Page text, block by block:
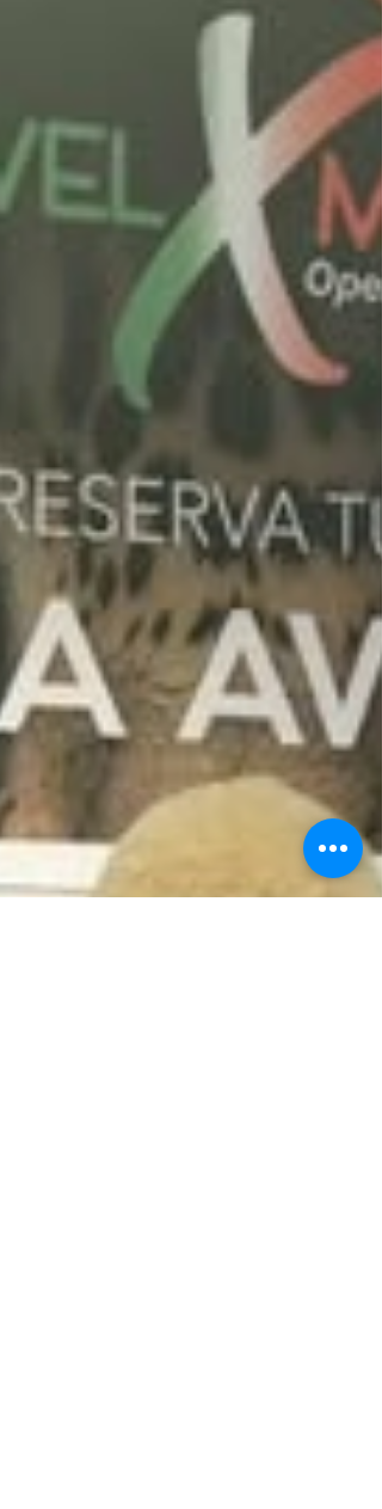
disponibles para lo que resta del año y los
primeros meses del siguiente, fortaleciendo sus
conocimientos para ofrecer más y mejores
opciones de viaje a sus clientes. Gracias